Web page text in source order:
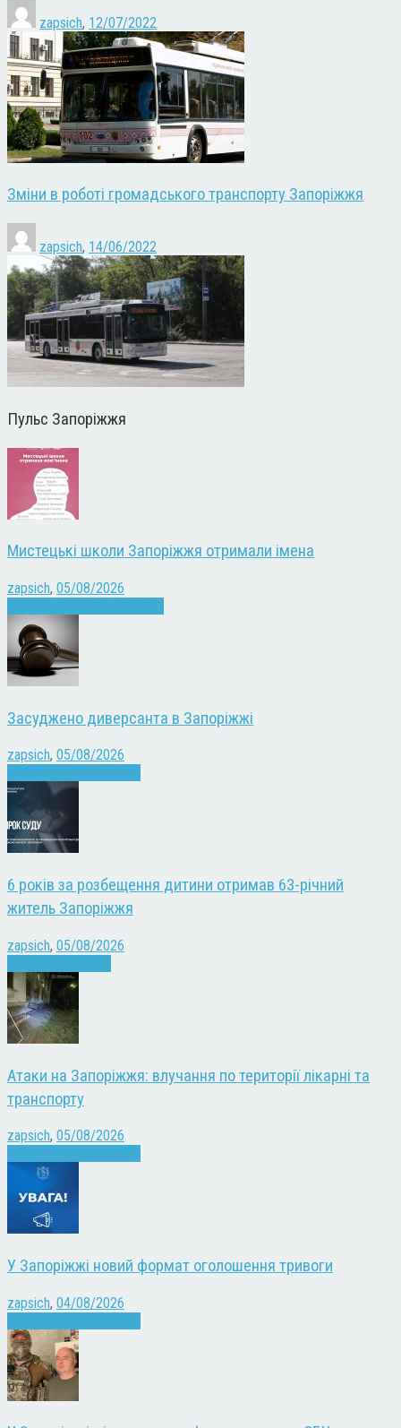
zapsich, 12/07/2022
Зміни в роботі громадського транспорту Запоріжжя
zapsich, 14/06/2022
Пульс Запоріжжя
Мистецькі школи Запоріжжя отримали імена
zapsich, 05/08/2026
Засуджено диверсанта в Запоріжжі
zapsich, 05/08/2026
6 років за розбещення дитини отримав 63-річний
житель Запоріжжя
zapsich, 05/08/2026
Атаки на Запоріжжя: влучання по території лікарні та
транспорту
zapsich, 05/08/2026
У Запоріжжі новий формат оголошення тривоги
zapsich, 04/08/2026